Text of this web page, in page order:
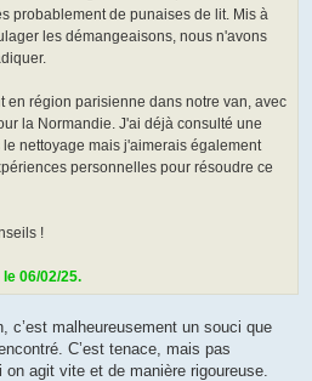
probablement de punaises de lit. Mis à
les démangeaisons, nous n'avons
en région parisienne dans notre van, avec
la Normandie. J'ai déjà consulté une
nettoyage mais j'aimerais également
personnelles pour résoudre ce
!
06/02/25.
c’est malheureusement un souci que
C’est tenace, mais pas
agit vite et de manière rigoureuse.